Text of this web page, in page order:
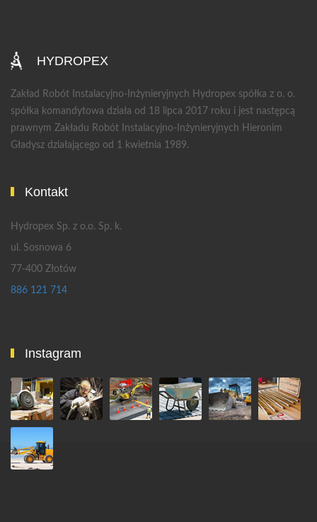
HYDROPEX
Zakład Robót Instalacyjno-Inżynieryjnych Hydropex spółka z o. o.
spółka komandytowa działa od 18 lipca 2017 roku i jest następcą
prawnym Zakładu Robót Instalacyjno-Inżynieryjnych Hieronim
Gładysz działającego od 1 kwietnia 1989.
Kontakt
Hydropex Sp. z o.o. Sp. k.
ul. Sosnowa 6
77-400 Złotów
886 121 714
Instagram